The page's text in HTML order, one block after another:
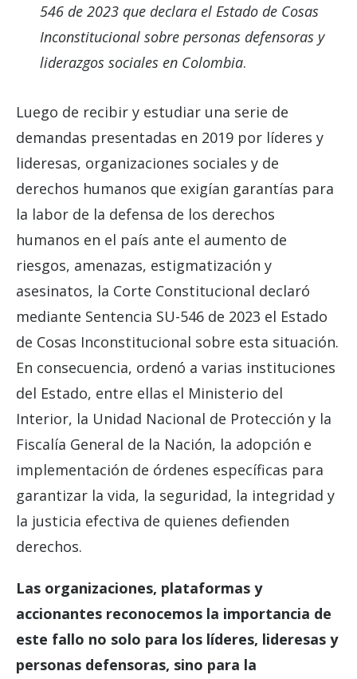
546 de 2023 que declara el Estado de Cosas
Inconstitucional sobre personas defensoras y
liderazgos sociales en Colombia.
Luego de recibir y estudiar una serie de
demandas presentadas en 2019 por líderes y
lideresas, organizaciones sociales y de
derechos humanos que exigían garantías para
la labor de la defensa de los derechos
humanos en el país ante el aumento de
riesgos, amenazas, estigmatización y
asesinatos, la Corte Constitucional declaró
mediante Sentencia SU-546 de 2023 el Estado
de Cosas Inconstitucional sobre esta situación.
En consecuencia, ordenó a varias instituciones
del Estado, entre ellas el Ministerio del
Interior, la Unidad Nacional de Protección y la
Fiscalía General de la Nación, la adopción e
implementación de órdenes específicas para
garantizar la vida, la seguridad, la integridad y
la justicia efectiva de quienes defienden
derechos.
Las organizaciones, plataformas y
accionantes reconocemos la importancia de
este fallo no solo para los líderes, lideresas y
personas defensoras, sino para la